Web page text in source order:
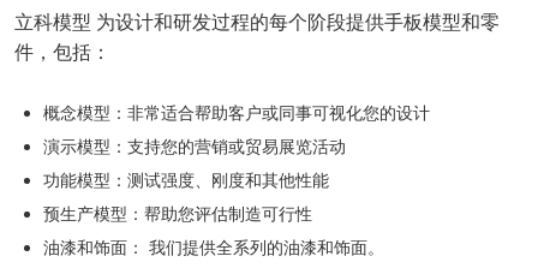
立科模型 为设计和研发过程的每个阶段提供手板模型和零
件，包括：
概念模型：非常适合帮助客户或同事可视化您的设计
演示模型：支持您的营销或贸易展览活动
功能模型：测试强度、刚度和其他性能
预生产模型：帮助您评估制造可行性
油漆和饰面： 我们提供全系列的油漆和饰面。